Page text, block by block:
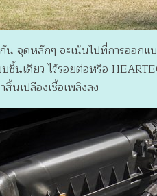
น จุดหลักๆ จะเน้นไปที่การออ
นเดียว ไร้รอยต่อหรือ
นเปลืองเชื้อเพลิงลง